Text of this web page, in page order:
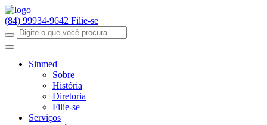
(84) 99934-9642 Filie-se
Sinmed
Sobre
História
Diretoria
Filie-se
Serviços